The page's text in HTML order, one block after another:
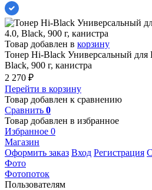
Товар добавлен в корзину
Тонер Hi-Black Универсальный
Black, 900 г, канистра
2 270 ₽
Перейти в корзину
Товар добавлен к сравнению
Сравнить 0
Товар добавлен в избранное
Избранное 0
Магазин
Оформить заказ Вход Регистрация
Фото
Фотопоток
Пользователям